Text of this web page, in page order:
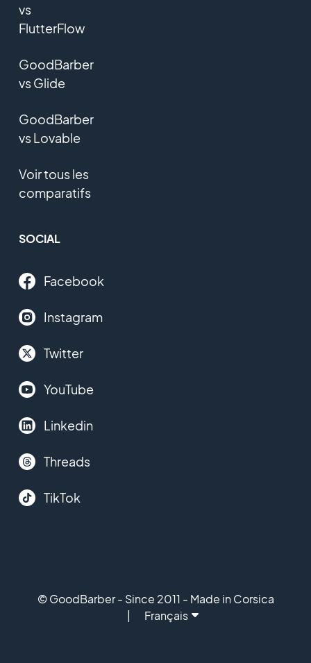
vs
FlutterFlow
GoodBarber
vs Glide
GoodBarber
vs Lovable
Voir tous les
comparatifs
SOCIAL
Facebook
Instagram
Twitter
YouTube
Linkedin
Threads
TikTok
© GoodBarber - Since 2011 - Made in Corsica
Français